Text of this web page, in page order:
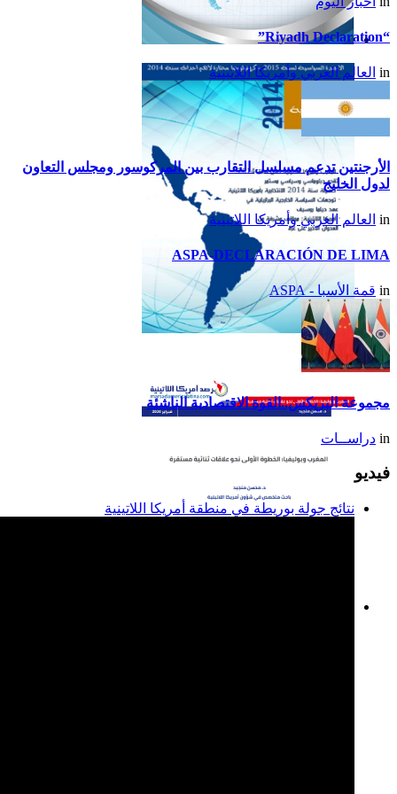
تقرير أمريكا اللاتينية لسنة
2015
تقرير أمريكا اللاتينية لسنة
2014
“Riyadh Declaration”
in العالم العربي وأمريكا اللاتينية
الأرجنتين تدعم مسلسل التقارب بين المركوسور ومجلس التعاون
لدول الخليج
in العالم العربي وأمريكا اللاتينية
ASPA-DECLARACIÓN DE LIMA
in قمة الأسبا - ASPA
مجموعة البريكس..القوة الاقتصادية الناشئة
in دراســات
فيديو
نتائج جولة بوريطة في منطقة أمريكا اللاتينية